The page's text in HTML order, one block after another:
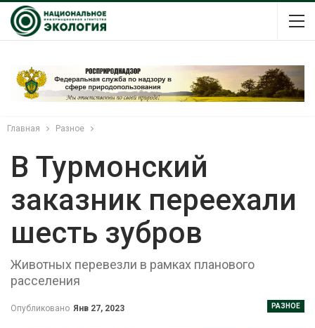
Главная Разное
В Турмонский
заказник переехали
шесть зубров
Животных перевезли в рамках планового
расселения
РАЗНОЕ
Опубликовано Янв 27, 2023